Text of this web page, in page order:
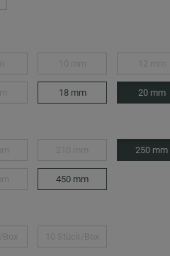
18 mm 20 mm
250 mm
450 mm